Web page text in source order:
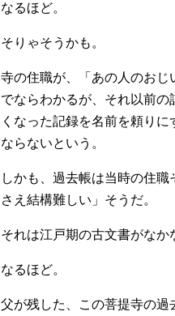
なるほど。
そりゃそうかも。
寺の住職が、「あの人のお
でならわかるが、それ以前
くなった記録を名前を頼り
ならないという。
しかも、過去帳は当時の住
さえ結構難しい」そうだ。
それは江戸期の古文書がな
なるほど。
父が残した、この菩提寺の